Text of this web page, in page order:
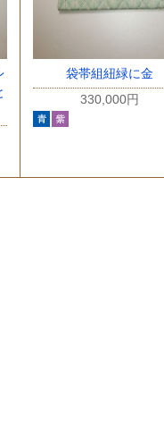
袋帯組紐緑に金
330,000円